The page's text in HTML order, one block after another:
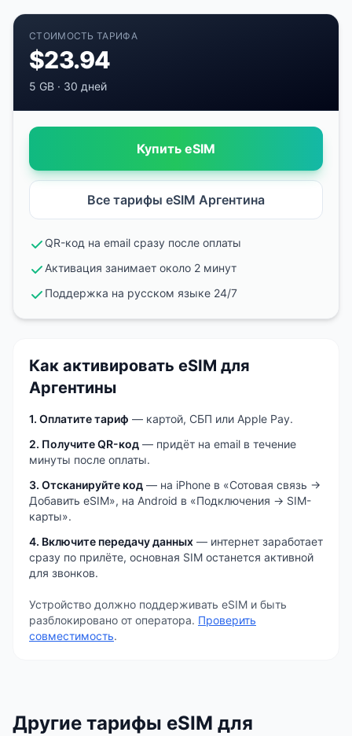
СТОИМОСТЬ ТАРИФА
$23.94
5 GB · 30 дней
Купить eSIM
Все тарифы eSIM Аргентина
QR-код на email сразу после оплаты
Активация занимает около 2 минут
Поддержка на русском языке 24/7
Как активировать eSIM для
Аргентины
1. Оплатите тариф — картой, СБП или Apple Pay.
2. Получите QR-код — придёт на email в течение
минуты после оплаты.
3. Отсканируйте код — на iPhone в «Сотовая связь →
Добавить eSIM», на Android в «Подключения → SIM-
карты».
4. Включите передачу данных — интернет заработает
сразу по прилёте, основная SIM останется активной
для звонков.
Устройство должно поддерживать eSIM и быть
разблокировано от оператора. Проверить
совместимость.
Другие тарифы eSIM для